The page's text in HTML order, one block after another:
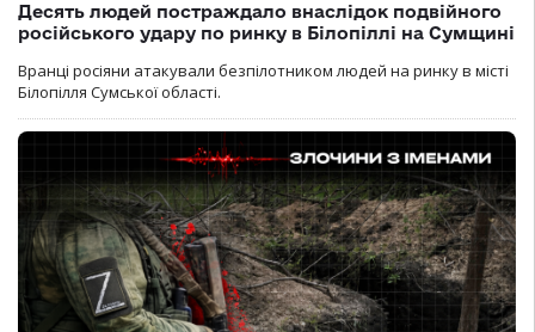
Десять людей постраждало внаслідок подвійного
російського удару по ринку в Білопіллі на Сумщині
Вранці росіяни атакували безпілотником людей на ринку в місті
Білопілля Сумської області.